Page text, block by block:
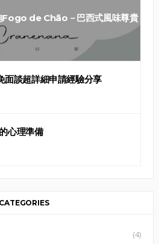
Fogo de Chão－巴西式風味尊貴
面談超詳細申請經驗分享
心理準備
CATEGORIES
(4)